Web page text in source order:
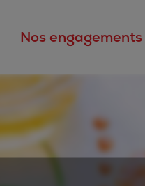
Nos engagements